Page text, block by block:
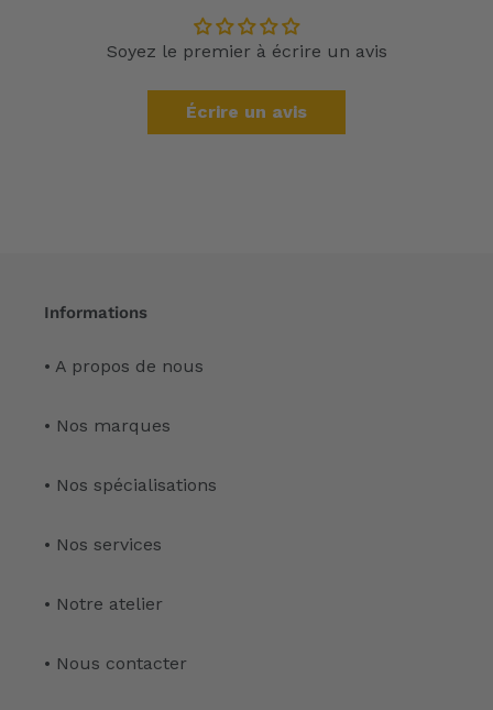
Soyez le premier à écrire un avis
Écrire un avis
Informations
• A propos de nous
• Nos marques
• Nos spécialisations
• Nos services
• Notre atelier
• Nous contacter